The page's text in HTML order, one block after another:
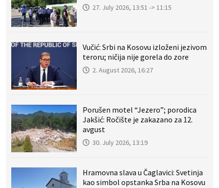
27. July 2026, 13:51 -> 11:15
Vučić: Srbi na Kosovu izloženi jezivom
teroru; ničija nije gorela do zore
2. August 2026, 16:27
Porušen motel “Jezero”; porodica
Jakšić: Ročište je zakazano za 12.
avgust
30. July 2026, 13:19
Hramovna slava u Čaglavici: Svetinja
kao simbol opstanka Srba na Kosovu